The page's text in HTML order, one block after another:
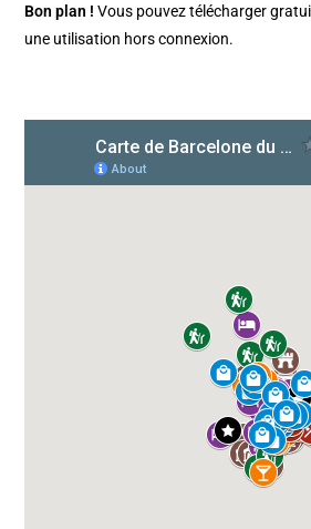
Bon plan !Vous pouvez télécharger
une utilisation hors connexion.